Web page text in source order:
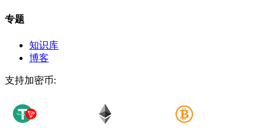
专题
知识库
博客
支持加密币: